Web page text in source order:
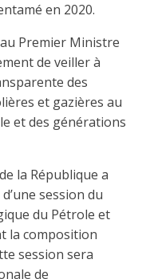
en 2020.
au Premier Ministre
de veiller à
des
et gazières au
et des générations
la République a
session du
du Pétrole et
la composition
session sera
de